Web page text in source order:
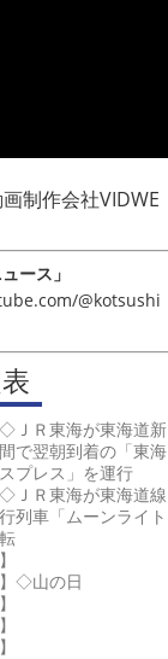
制作会社VIDWE
ース」
@kotsushi
ＪＲ東海が東海道新
で翌朝到着の「東海
プレス」を運行
ＪＲ東海が東海道線
列車「ムーンライト
◇山の日